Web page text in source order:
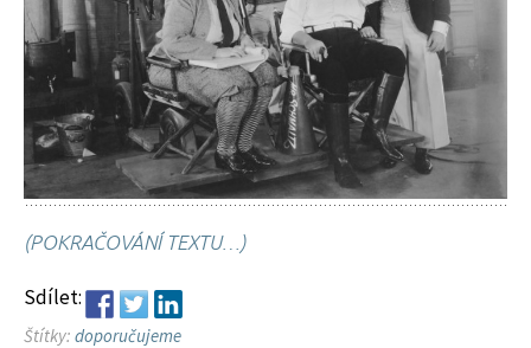
(POKRAČOVÁNÍ TEXTU…)
Sdílet:
Štítky: doporučujeme